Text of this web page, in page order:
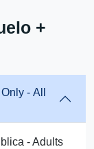
+
- All
- Adults